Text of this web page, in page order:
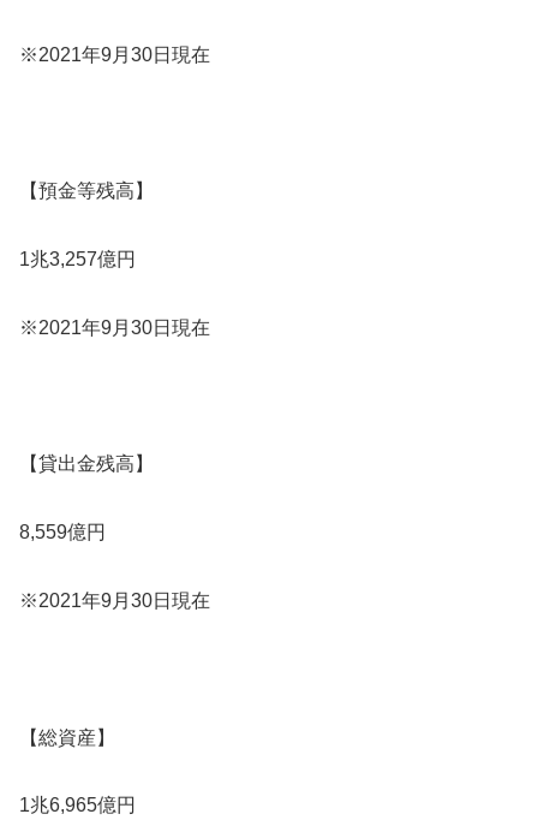
※2021年9月30日現在
【預金等残高】
1兆3,257億円
※2021年9月30日現在
【貸出金残高】
8,559億円
※2021年9月30日現在
【総資産】
1兆6,965億円